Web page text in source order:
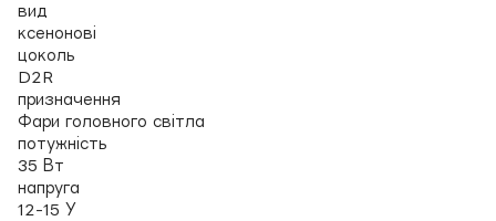
вид
ксенонові
цоколь
D2R
призначення
Фари головного світла
потужність
35 Вт
напруга
12-15 У